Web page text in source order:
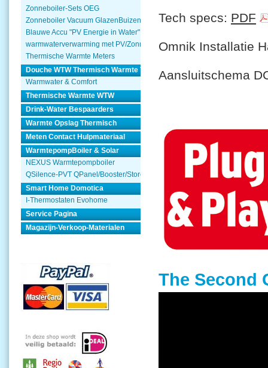
Zonneboiler-Sets OEG
Zonneboiler Vacuum GlazenBuizen
Blauwe Accu "PV Energie in Water"
warmwaterverwarming met PV/Zonnepanelen
Thermische Warmte Meters
Douche WTW Thermisch Warmte Terugwinnen
Warmwater & Comfort
Thermische Warmte WTW
Drink-Water Bespaarders
Warmte Opslag Thermisch
Meten Contact Hulpmateriaal
WarmtepompBoiler & Solar
NEXUS Warmtepompboiler
QSilence-PVT QPanel/Booster/Store
Smart Home Domotica
I-Thermostaten Evohome
Service Pagina
Magazijn-Verkoop-Materialen
Tech specs: PDF
Omnik Installatie
Aansluitschema
The Second